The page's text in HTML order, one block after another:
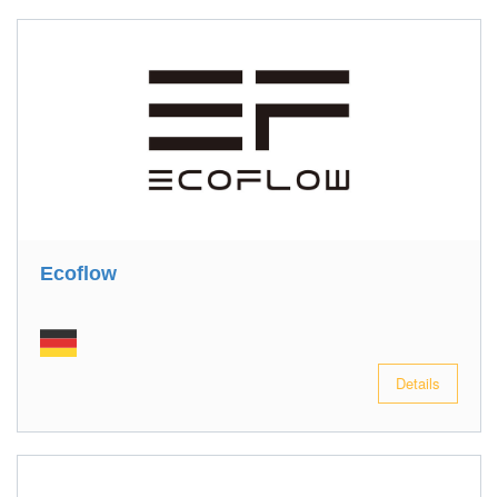
Ecoflow
Details